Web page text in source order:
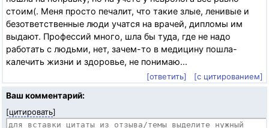
стоим(. Меня просто печалит, что такие злые, ленивые и
безответственные люди учатся на врачей, дипломы им
выдают. Профессий много, шла бы туда, где не надо
работать с людьми, нет, зачем-то в медицину пошла-
калечить жизни и здоровье, не понимаю...
[ответить]
[с цитированием]
Ваш комментарий:
[цитировать]